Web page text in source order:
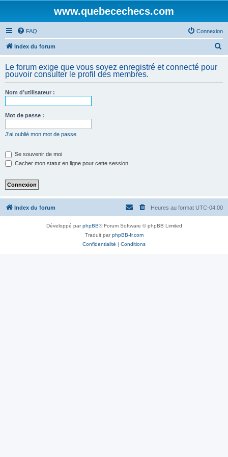
www.quebecechecs.com
FAQ Connexion
Index du forum
h
Le forum exige que vous soyez enregistré et connecté pour
pouvoir consulter le profil des membres.
Nom d’utilisateur :
Mot de passe :
J’ai oublié mon mot de passe
Se souvenir de moi
Cacher mon statut en ligne pour cette session
Index du forum Heures au format UTC-04:00
Développé parphpBB® Forum Software © phpBB Limited
Traduit parphpBB-fr.com
Confidentialité | Conditions